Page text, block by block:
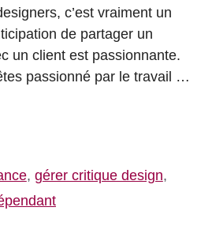
c’est vraiment un
de partager un
un client est passionnante.
passionné par le travail …
, gérer critique design,